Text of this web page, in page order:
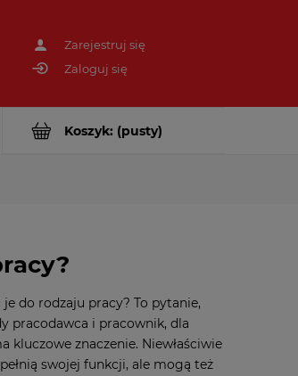
Zarejestruj się
Zaloguj się
Koszyk: (pusty)
do rodzaju pracy? To pytanie,
pracodawca i pracownik, dla
kluczowe znaczenie. Niewłaściwie
swojej funkcji, ale mogą też